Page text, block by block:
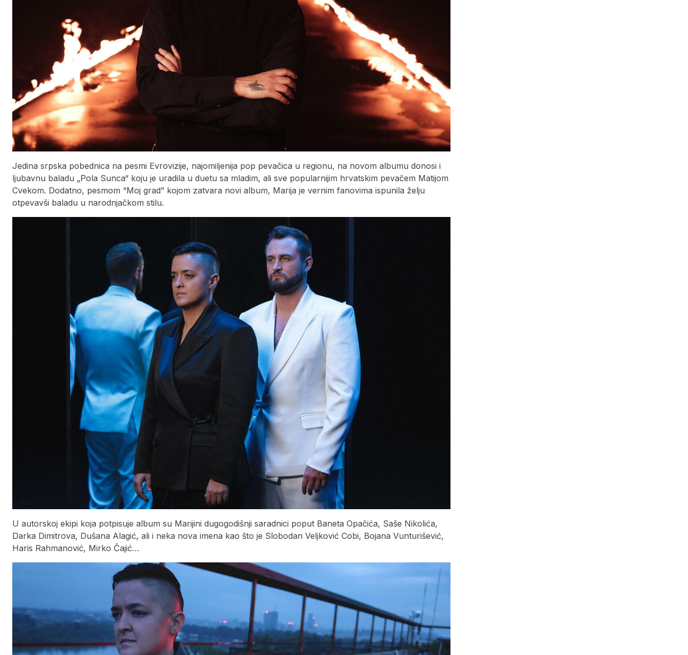
Jedina srpska pobednica na pesmi Evrovizije, najomiljenija pop pevačica u regionu, na novom albumu donosi i
ljubavnu baladu „Pola Sunca“ koju je uradila u duetu sa mladim, ali sve popularnijim hrvatskim pevačem Matijom
Cvekom. Dodatno, pesmom “Moj grad” kojom zatvara novi album, Marija je vernim fanovima ispunila želju
otpevavši baladu u narodnjačkom stilu.
U autorskoj ekipi koja potpisuje album su Marijini dugogodišnji saradnici poput Baneta Opačića, Saše Nikolića,
Darka Dimitrova, Dušana Alagić, ali i neka nova imena kao što je Slobodan Veljković Cobi, Bojana Vunturišević,
Haris Rahmanović, Mirko Čajić…